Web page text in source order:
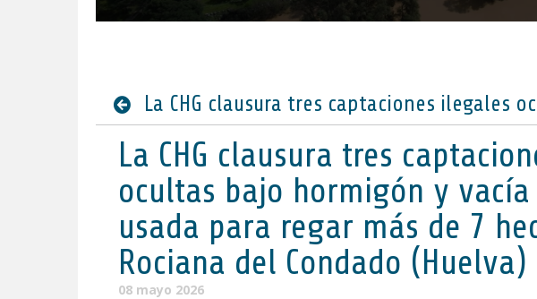
La CHG clausura tres
ocultas bajo hormigón y
usada para regar más de 7
Rociana del Condado (Huelva)
08 mayo 2026